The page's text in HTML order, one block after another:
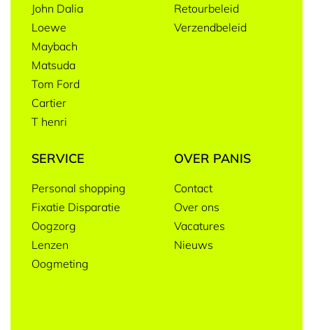
John Dalia
Loewe
Maybach
Matsuda
Tom Ford
Cartier
T henri
Retourbeleid
Verzendbeleid
SERVICE
Personal shopping
Fixatie Disparatie
Oogzorg
Lenzen
Oogmeting
OVER PANIS
Contact
Over ons
Vacatures
Nieuws